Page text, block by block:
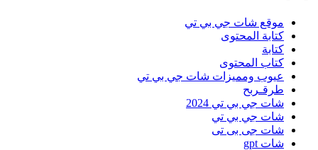
موقع شات جي بي تي
كتابة المحتوى
كتابة
كتاب المحتوى
عيوب ومميزات شات جي بي تي
طرقـربح
شات جي بي تي 2024
شات جي بي تي
شات جى بى تى
شات gpt